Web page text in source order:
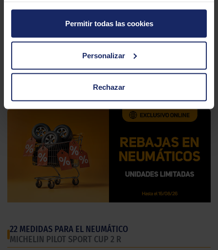
Permitir todas las cookies
Personalizar
Rechazar
MICHELIN
Modelo
PILOT SPORT CUP 2 R
Verano
Tipo conducción
SPORT
22 MEDIDAS PARA EL NEUMÁTICO
MICHELIN PILOT SPORT CUP 2 R